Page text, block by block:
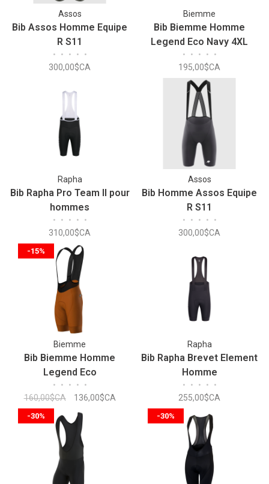
Assos
Bib Assos Homme Equipe
R S11
• • • • •
300,00$CA
Biemme
Bib Biemme Homme
Legend Eco Navy 4XL
• • • • •
195,00$CA
Rapha
Bib Rapha Pro Team II pour
hommes
• • • • •
310,00$CA
Assos
Bib Homme Assos Equipe
R S11
• • • • •
300,00$CA
-15%
Biemme
Bib Biemme Homme
Legend Eco
• • • • •
160,00$CA 136,00$CA
Rapha
Bib Rapha Brevet Element
Homme
• • • • •
255,00$CA
-30% -30%